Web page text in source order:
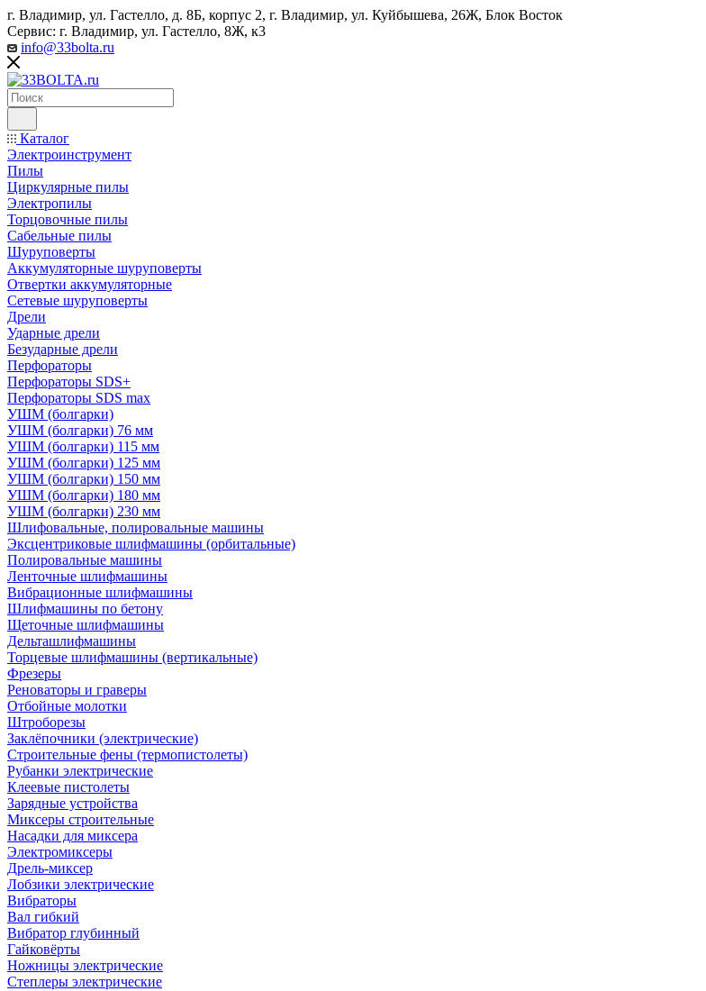
г. Владимир, ул. Гастелло, д. 8Б, корпус 2, г. Владимир, ул. ​Куйбышева, 26Ж, Блок Восток
Сервис: г. Владимир, ул. Гастелло, 8Ж, к3
info@33bolta.ru
Каталог
Электроинструмент
Пилы
Циркулярные пилы
Электропилы
Торцовочные пилы
Сабельные пилы
Шуруповерты
Аккумуляторные шуруповерты
Отвертки аккумуляторные
Сетевые шуруповерты
Дрели
Ударные дрели
Безударные дрели
Перфораторы
Перфораторы SDS+
Перфораторы SDS max
УШМ (болгарки)
УШМ (болгарки) 76 мм
УШМ (болгарки) 115 мм
УШМ (болгарки) 125 мм
УШМ (болгарки) 150 мм
УШМ (болгарки) 180 мм
УШМ (болгарки) 230 мм
Шлифовальные, полировальные машины
Эксцентриковые шлифмашины (орбитальные)
Полировальные машины
Ленточные шлифмашины
Вибрационные шлифмашины
Шлифмашины по бетону
Щеточные шлифмашины
Дельташлифмашины
Торцевые шлифмашины (вертикальные)
Фрезеры
Реноваторы и граверы
Отбойные молотки
Штроборезы
Заклёпочники (электрические)
Строительные фены (термопистолеты)
Рубанки электрические
Клеевые пистолеты
Зарядные устройства
Миксеры строительные
Насадки для миксера
Электромиксеры
Дрель-миксер
Лобзики электрические
Вибраторы
Вал гибкий
Вибратор глубинный
Гайковёрты
Ножницы электрические
Степлеры электрические